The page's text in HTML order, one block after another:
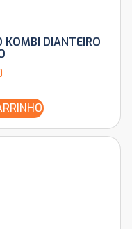
DIANTEIRO